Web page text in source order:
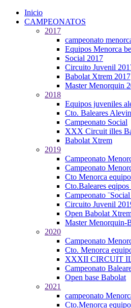
Inicio
CAMPEONATOS
2017
campeonato
Equipos Menorca
Social 2017
Circuito Juvenil
Babolat Xtrem 2017
Master Menorquin
2018
Equipos juveniles
Cto. Baleares Alevin
Campeonato Social
XXX Circuit illes
Babolat Xtrem
2019
Campeonato
Campeonato
Cto Menorca
Cto.Baleares
Campeonato
Circuito Juvenil
Open Babolat
Master Menorquin-
2020
Campeonato
Cto. Menorca
XXXII CIRCUIT
Campeonato
Open base Babolat
2021
campeonato
Cto.Menorca